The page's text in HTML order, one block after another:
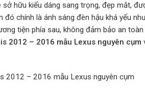
hữu kiểu dáng sang trọng, đẹp mắt,
đó chính là ánh sáng đèn hậu khá yếu
tiện phía sau, không đảm bảo an
2012 – 2016 mẫu Lexus nguyên cụm
2012 – 2016 mẫu Lexus nguyên cụm